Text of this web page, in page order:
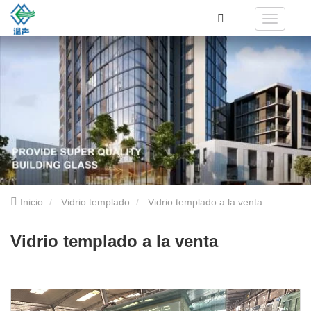
Inicio Vidrio templado Vidrio templado a la venta
Vidrio templado a la venta